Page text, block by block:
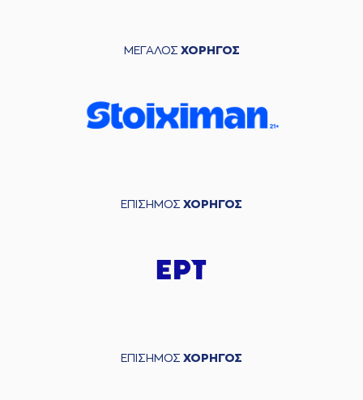
ΜΕΓΑΛΟΣ ΧΟΡΗΓΟΣ
ΕΠΙΣΗΜΟΣ ΧΟΡΗΓΟΣ
ΕΠΙΣΗΜΟΣ ΧΟΡΗΓΟΣ